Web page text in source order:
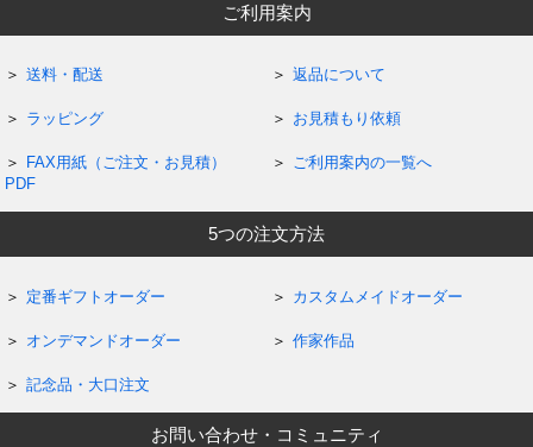
ご利用案内
送料・配送 返品について
ラッピング お見積もり依頼
FAX用紙（ご注文・お見積）
PDF
ご利用案内の一覧へ
5つの注文方法
定番ギフトオーダー カスタムメイドオーダー
オンデマンドオーダー 作家作品
記念品・大口注文
お問い合わせ・コミュニティ